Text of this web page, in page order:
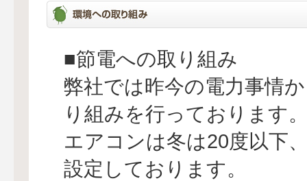
■節電への取り組み
弊社では昨今の電力事情
り組みを行っております
エアコンは冬は20度以下
設定しております。